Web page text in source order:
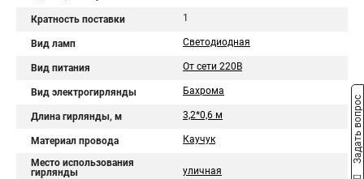
Кратность поставки 1
Вид ламп Светодиодная
Вид питания От сети 220В
Вид электрогирлянды Бахрома
Длина гирлянды, м 3,2*0,6 м
Материал провода Каучук
Место использования
гирлянды
уличная
Задать вопрос